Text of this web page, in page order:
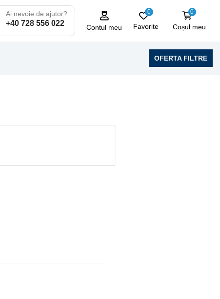
Ai nevoie de ajutor?
+40 728 556 022
Contul meu
0
Favorite
0
Coșul meu
OFERTA FILTRE